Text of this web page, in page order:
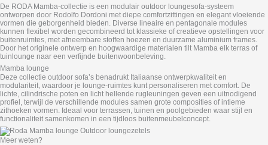
De RODA Mamba‑collectie is een modulair outdoor loungesofa‑systeem
ontworpen door Rodolfo Dordoni met diepe comfortzittingen en elegant vloeiende
vormen die geborgenheid bieden. Diverse lineaire en pentagonale modules
kunnen flexibel worden gecombineerd tot klassieke of creatieve opstellingen voor
buitenruimtes, met afneembare stoffen hoezen en duurzame aluminium frames.
Door het originele ontwerp en hoogwaardige materialen tilt Mamba elk terras of
tuinlounge naar een verfijnde buitenwoonbeleving.
Mamba lounge
Deze collectie outdoor sofa’s benadrukt Italiaanse ontwerpkwaliteit en
modulariteit, waardoor je lounge‑ruimtes kunt personaliseren met comfort. De
lichte, cilindrische poten en licht hellende rugleuningen geven een uitnodigend
profiel, terwijl de verschillende modules samen grote composities of intieme
zithoeken vormen. Ideaal voor terrassen, tuinen en poolgebieden waar stijl en
functionaliteit samenkomen in een tijdloos buitenmeubelconcept.
Meer weten?